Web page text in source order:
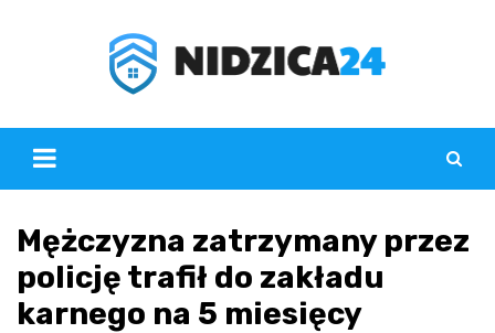
Mężczyzna zatrzymany przez
policję trafił do zakładu
karnego na 5 miesięcy